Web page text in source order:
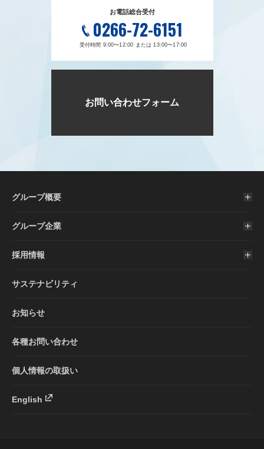
お電話総合受付
0266-72-6151
受付時間 9:00〜12:00 または 13:00〜17:00
お問い合わせフォーム
グループ概要
グループ企業
採用情報
サステナビリティ
お知らせ
各種お問い合わせ
個人情報の取扱い
English